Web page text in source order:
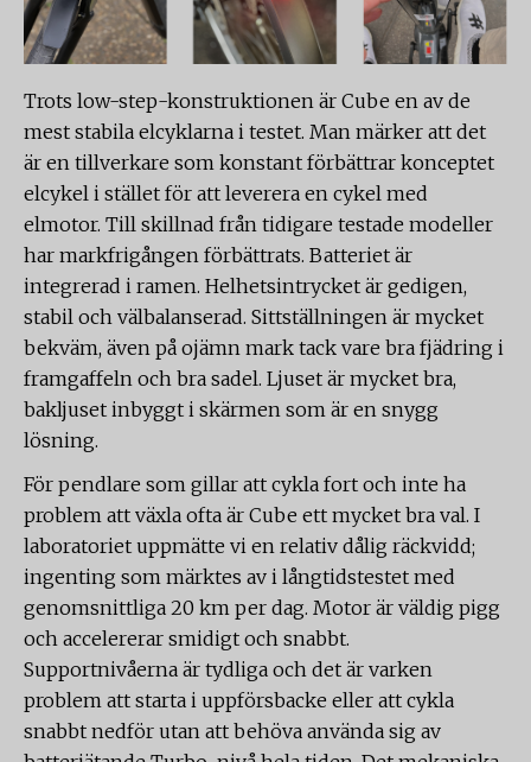
Trots low-step-konstruktionen är Cube en av de
mest stabila elcyklarna i testet. Man märker att det
är en tillverkare som konstant förbättrar konceptet
elcykel i stället för att leverera en cykel med
elmotor. Till skillnad från tidigare testade modeller
har markfrigången förbättrats. Batteriet är
integrerad i ramen. Helhetsintrycket är gedigen,
stabil och välbalanserad. Sittställningen är mycket
bekväm, även på ojämn mark tack vare bra fjädring i
framgaffeln och bra sadel. Ljuset är mycket bra,
bakljuset inbyggt i skärmen som är en snygg
lösning.
För pendlare som gillar att cykla fort och inte ha
problem att växla ofta är Cube ett mycket bra val. I
laboratoriet uppmätte vi en relativ dålig räckvidd;
ingenting som märktes av i långtidstestet med
genomsnittliga 20 km per dag. Motor är väldig pigg
och accelererar smidigt och snabbt.
Supportnivåerna är tydliga och det är varken
problem att starta i uppförsbacke eller att cykla
snabbt nedför utan att behöva använda sig av